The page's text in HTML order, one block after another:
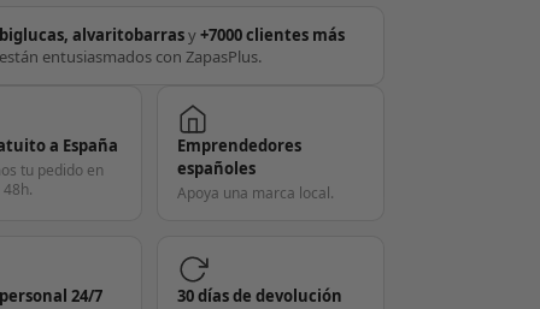
biglucas, alvaritobarrasy+7000 clientes más
están entusiasmados con ZapasPlus.
a España
tu pedido en
Emprendedores
españoles
Apoya una marca local.
24/7 30 días de devolución